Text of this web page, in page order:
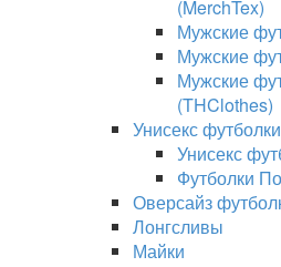
(MerchTex)
Мужские
Мужские
Мужские
(THClothes)
Унисекс футболки
Унисекс
Футболки
Оверсайз
Лонгсливы
Майки